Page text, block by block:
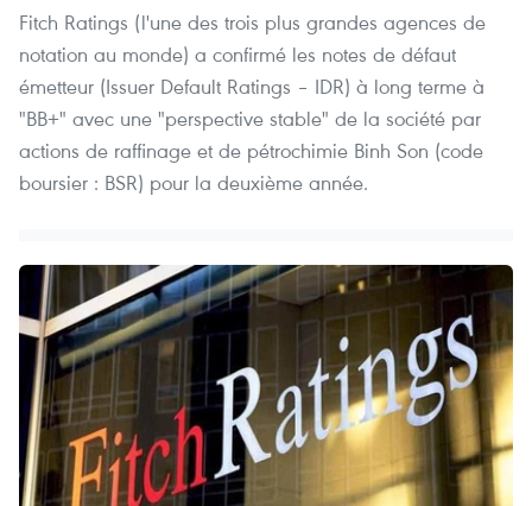
Fitch Ratings (l'une des trois plus grandes agences de
notation au monde) a confirmé les notes de défaut
émetteur (Issuer Default Ratings – IDR) à long terme à
"BB+" avec une "perspective stable" de la société par
actions de raffinage et de pétrochimie Binh Son (code
boursier : BSR) pour la deuxième année.